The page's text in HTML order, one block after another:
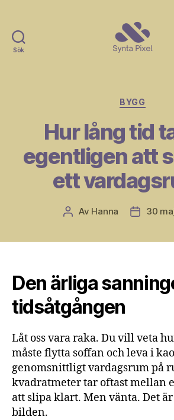
Sök
BYGG
Hur lång tid
egentligen att
ett
Inläggsförfattare
Av Hanna 30
Den ärliga
tidsåtgången
Låt oss vara raka. Du vill veta
måste flytta soffan och leva i
genomsnittligt vardagsrum på
kvadratmeter tar oftast mellan
att slipa klart. Men vänta. Det
bilden.